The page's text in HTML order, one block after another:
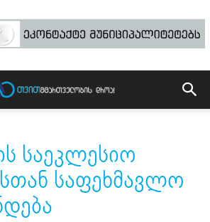
საეკლესიო
საფეხმავლო